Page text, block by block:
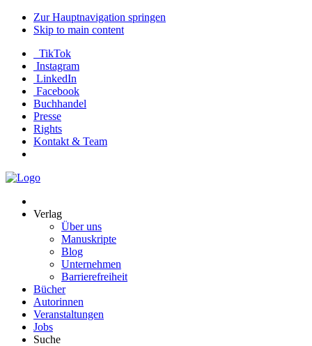
Zur Hauptnavigation springen
Skip to main content
TikTok
Instagram
LinkedIn
Facebook
Buchhandel
Presse
Rights
Kontakt & Team
Neva
Verlag
Über uns
Manuskripte
Blog
Unternehmen
Barrierefreiheit
Bücher
Autorinnen
Veranstaltungen
Jobs
Suche